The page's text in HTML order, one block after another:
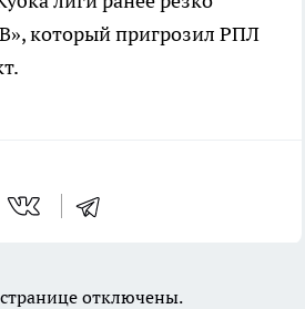
который пригрозил РПЛ
отключены.